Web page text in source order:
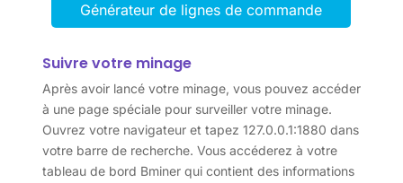
Générateur de lignes de commande
Suivre votre minage
Après avoir lancé votre minage, vous pouvez accéder
à une page spéciale pour surveiller votre minage.
Ouvrez votre navigateur et tapez 127.0.0.1:1880 dans
votre barre de recherche. Vous accéderez à votre
tableau de bord Bminer qui contient des informations